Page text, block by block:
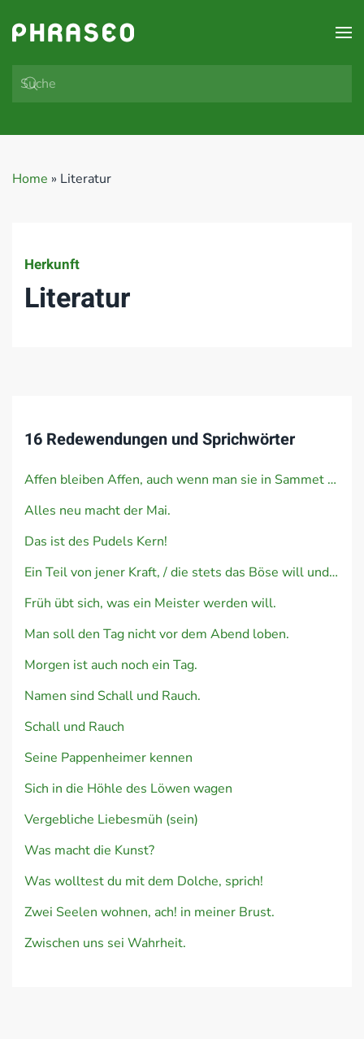
Zum Hauptinhalt springen
Home » Literatur
Herkunft
Literatur
16 Redewendungen und Sprichwörter
Affen bleiben Affen, auch wenn man sie in Sammet kleidet.
Alles neu macht der Mai.
Das ist des Pudels Kern!
Ein Teil von jener Kraft, / die stets das Böse will und stets das Gute schafft.
Früh übt sich, was ein Meister werden will.
Man soll den Tag nicht vor dem Abend loben.
Morgen ist auch noch ein Tag.
Namen sind Schall und Rauch.
Schall und Rauch
Seine Pappenheimer kennen
Sich in die Höhle des Löwen wagen
Vergebliche Liebesmüh (sein)
Was macht die Kunst?
Was wolltest du mit dem Dolche, sprich!
Zwei Seelen wohnen, ach! in meiner Brust.
Zwischen uns sei Wahrheit.